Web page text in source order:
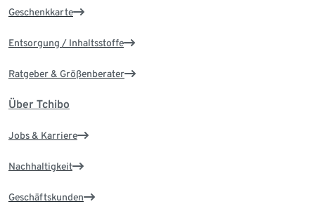
Geschenkkarte
Entsorgung / Inhaltsstoffe
Ratgeber & Größenberater
Über Tchibo
Jobs & Karriere
Nachhaltigkeit
Geschäftskunden